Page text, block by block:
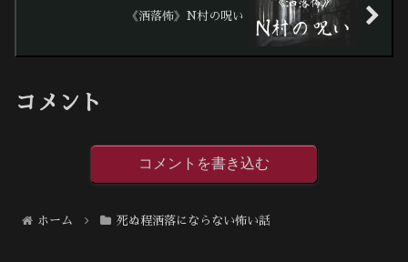
《洒落怖》N村の呪い
コメント
コメントを書き込む
ホーム 死ぬ程洒落にならない怖い話